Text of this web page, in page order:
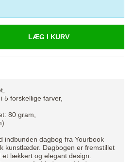
LÆG I KURV
5 forskellige farver,
80 gram,
indbunden dagbog fra Yourbook
kunstlæder. Dagbogen er fremstillet
et lækkert og elegant design.